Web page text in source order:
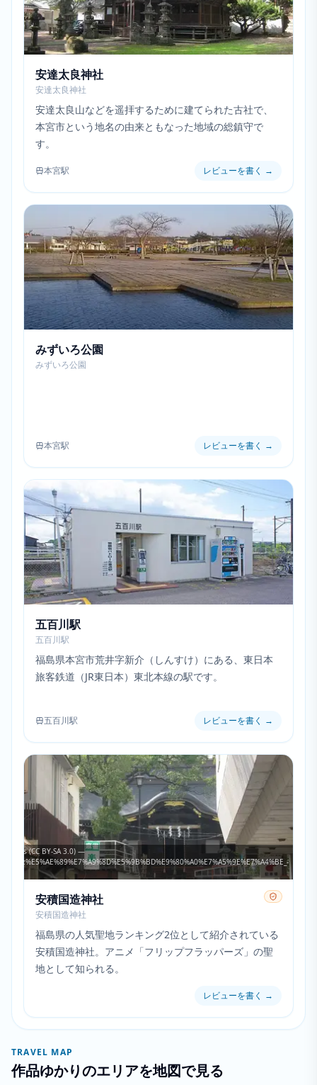
安達太良神社
安達太良神社
安達太良山などを遥拝するために建てられた古社で、
本宮市という地名の由来ともなった地域の総鎮守で
す。
本宮駅 レビューを書く →
みずいろ公園
みずいろ公園
本宮駅 レビューを書く →
五百川駅
五百川駅
福島県本宮市荒井字新介（しんすけ）にある、東日本
旅客鉄道（JR東日本）東北本線の駅です。
五百川駅 レビューを書く →
(CC BY-SA 3.0) —
安積国造神社
安積国造神社
福島県の人気聖地ランキング2位として紹介されている
安積国造神社。アニメ「フリップフラッパーズ」の聖
地として知られる。
レビューを書く →
TRAVEL MAP
作品ゆかりのエリアを地図で見る